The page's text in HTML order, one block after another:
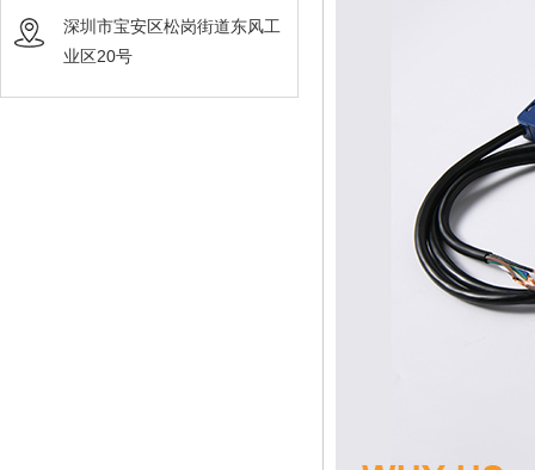
深圳市宝安区松岗街道东风工
业区20号